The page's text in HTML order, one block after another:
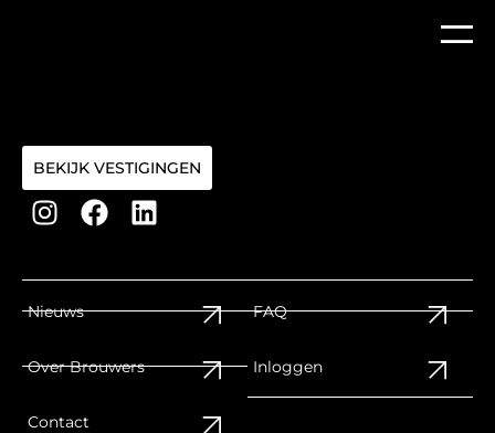
BEKIJK VESTIGINGEN
Nieuws
Over Brouwers
Contact
FAQ
Inloggen